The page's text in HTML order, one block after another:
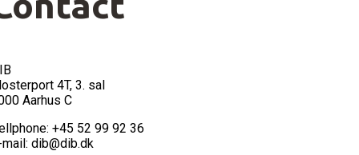
4T, 3. sal
Aarhus C
+45 52 99 92 36
mail: dib@dib.dk